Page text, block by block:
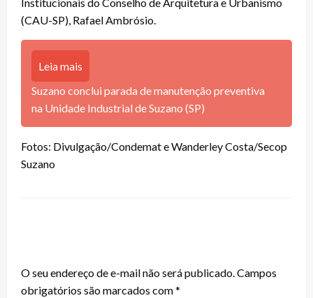
(CAU-SP), Rafael Ambrósio.
Leia mais
Suzano conclui parada de manutenção preventiva
na Unidade Industrial de Suzano (SP)
Fotos: Divulgação/Condemat e Wanderley Costa/Secop
Suzano
O seu endereço de e-mail não será publicado.Campos
obrigatórios são marcados com*